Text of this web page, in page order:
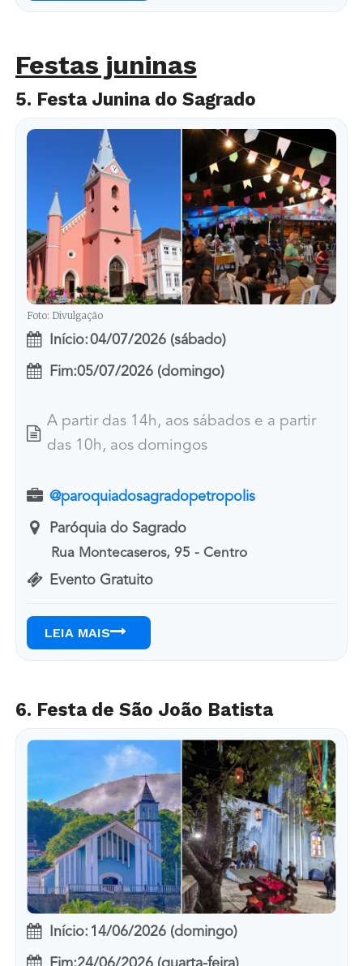
Festas juninas
5. Festa Junina do Sagrado
Foto: Divulgação
Início:04/07/2026 (sábado)
Fim:05/07/2026 (domingo)
A partir das 14h, aos sábados e a partir
das 10h, aos domingos
@paroquiadosagradopetropolis
Paróquia do Sagrado
Rua Montecaseros, 95 - Centro
Evento Gratuito
LEIA MAIS
6. Festa de São João Batista
Início: 14/06/2026 (domingo)